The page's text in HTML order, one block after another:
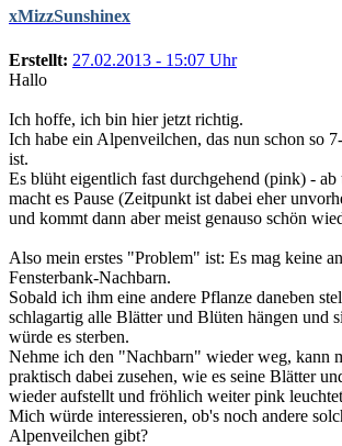
xMizzSunshinex
Erstellt: 27.02.2013 - 15:07 Uhr
Hallo
Ich hoffe, ich bin hier jetzt richtig.
Ich habe ein Alpenveilchen, das nun schon so
ist.
Es blüht eigentlich fast durchgehend (pink) - ab
macht es Pause (Zeitpunkt ist dabei eher
und kommt dann aber meist genauso schön
Also mein erstes "Problem" ist: Es mag keine
Fensterbank-Nachbarn.
Sobald ich ihm eine andere Pflanze daneben
schlagartig alle Blätter und Blüten hängen und
würde es sterben.
Nehme ich den "Nachbarn" wieder weg, kann
praktisch dabei zusehen, wie es seine Blätter
wieder aufstellt und fröhlich weiter pink
Mich würde interessieren, ob's noch andere
Alpenveilchen gibt?